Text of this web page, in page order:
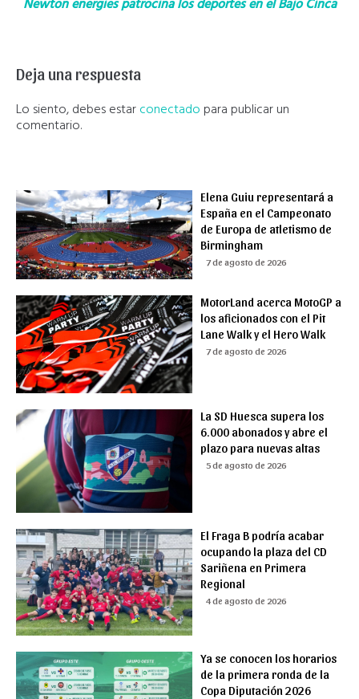
Newton energies patrocina los deportes en el Bajo Cinca
Deja una respuesta
Lo siento, debes estarconectado para publicar un
comentario.
Elena Guiu representará a
España en el Campeonato
de Europa de atletismo de
Birmingham
7 de agosto de 2026
MotorLand acerca MotoGP a
los aficionados con el Pit
Lane Walk y el Hero Walk
7 de agosto de 2026
La SD Huesca supera los
6.000 abonados y abre el
plazo para nuevas altas
5 de agosto de 2026
El Fraga B podría acabar
ocupando la plaza del CD
Sariñena en Primera
Regional
4 de agosto de 2026
Ya se conocen los horarios
de la primera ronda de la
Copa Diputación 2026